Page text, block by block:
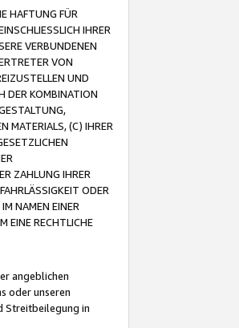
HAFTUNG FÜR
IHRER
VERBUNDENEN
VON
UND
DER KOMBINATION
MATERIALS, (C) IHRER
ZAHLUNG IHRER
ODER
NAMEN EINER
EINE RECHTLICHE
angeblichen
oder unseren
Streitbeilegung in